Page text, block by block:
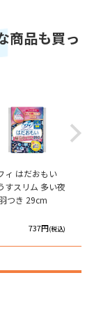
商品も買っ
ィ はだおもい
すスリム 多い夜
つき 29cm
737円(税込)
Next